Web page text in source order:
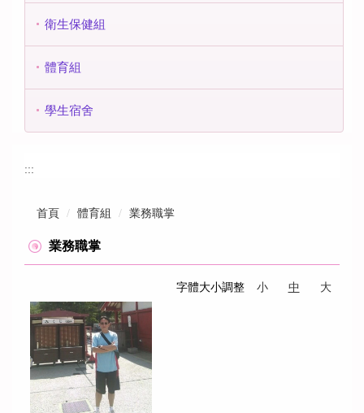
衛生保健組
體育組
學生宿舍
:::
首頁 體育組 業務職掌
業務職掌
字體大小調整 小 中 大